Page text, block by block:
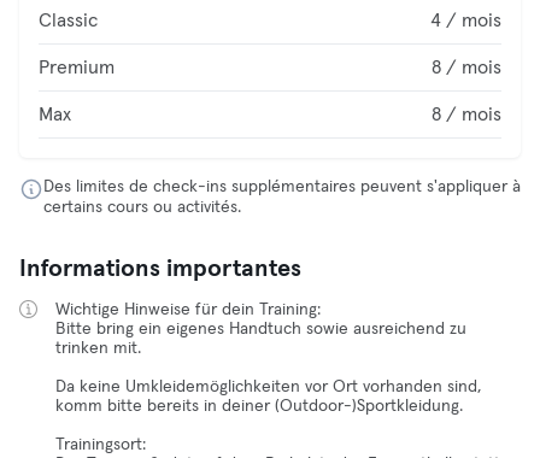
Classic 4 / mois
Premium 8 / mois
Max 8 / mois
Des limites de check-ins supplémentaires peuvent s'appliquer à
certains cours ou activités.
Informations importantes
Wichtige Hinweise für dein Training:
Bitte bring ein eigenes Handtuch sowie ausreichend zu
trinken mit.
Da keine Umkleidemöglichkeiten vor Ort vorhanden sind,
komm bitte bereits in deiner (Outdoor-)Sportkleidung.
Trainingsort: